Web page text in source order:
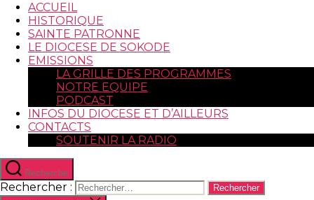
ACCUEIL
HISTORIQUE
SAINTE PATRONNE
LE DIOCESE DE SOKODE
EMISSIONS
LA GRILLE DES PROGRAMMES
NOTRE EQUIPE
PODCAST
INFOS DU DIOCESE ET D’AILLEURS
CONTACTS
SOUTENIR LA RADIO
Recherche
Rechercher :